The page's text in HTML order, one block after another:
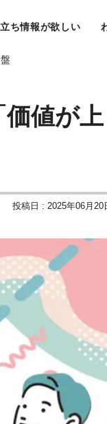
ち情報が欲しい
価値が上
投稿日 : 2025年06月20